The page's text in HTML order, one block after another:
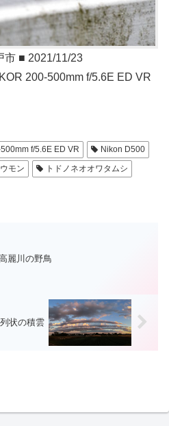
市 ■ 2021/11/23
200-500mm f/5.6E ED VR
f/5.6E ED VR
Nikon D500
モン
トドノネオオワタムシ
麗川の野鳥
列状の積雲